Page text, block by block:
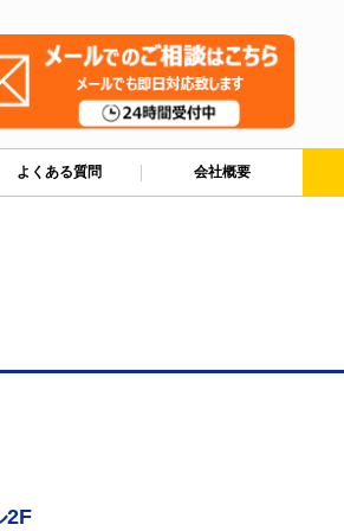
よくある質問 会社概要
2F